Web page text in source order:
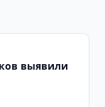
выявили